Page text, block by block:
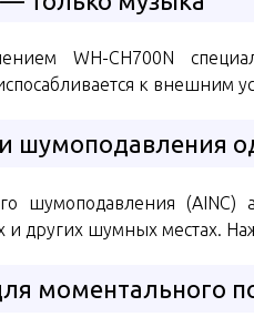
WH-CH700N
к внешним
шумоподавления
шумоподавления
и других шумных местах.
моментального